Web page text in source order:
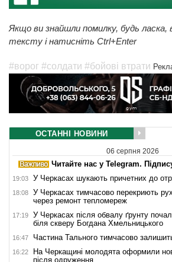
Якщо ви знайшли помилку, будь ласка,
тексту і натисніть Ctrl+Enter
#ворог #солдати #бойові втрати
ОСТАННІ НОВИНИ
06 серпня 2026
Читайте нас у Telegram.
19:03 У Черкасах шукають причетних до
18:08
У Черкасах тимчасово перекриють
через ремонт тепломереж
17:19
У Черкасах після обвалу ґрунту
біля скверу Богдана Хмельницького
16:47 Частина Тального тимчасово
16:22
На Черкащині молодята оформили
після одруження